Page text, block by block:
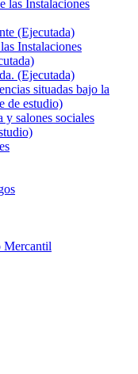
las Instalaciones
(Ejecutada)
Instalaciones
(Ejecutada)
situadas bajo la
de estudio)
y salones sociales
Mercantil